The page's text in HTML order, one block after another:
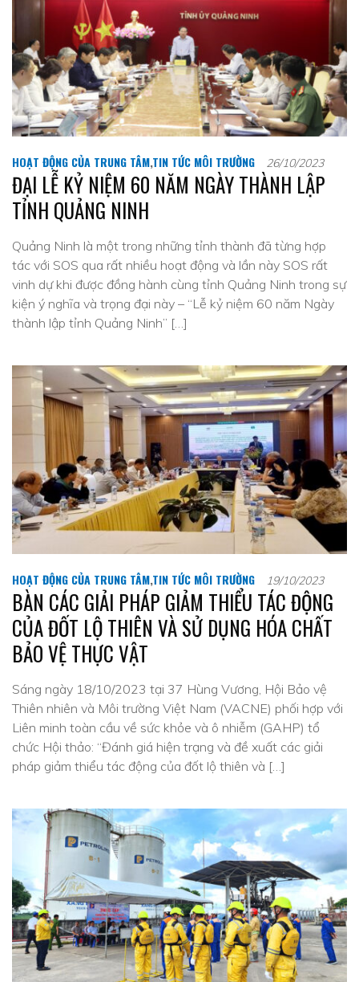
HOẠT ĐỘNG CỦA TRUNG TÂM,TIN TỨC MÔI TRƯỜNG 26/10/2023
ĐẠI LỄ KỶ NIỆM 60 NĂM NGÀY THÀNH LẬP
TỈNH QUẢNG NINH
Quảng Ninh là một trong những tỉnh thành đã từng hợp
tác với SOS qua rất nhiều hoạt động và lần này SOS rất
vinh dự khi được đồng hành cùng tỉnh Quảng Ninh trong sự
kiện ý nghĩa và trọng đại này – “Lễ kỷ niệm 60 năm Ngày
thành lập tỉnh Quảng Ninh” […]
HOẠT ĐỘNG CỦA TRUNG TÂM,TIN TỨC MÔI TRƯỜNG 19/10/2023
BÀN CÁC GIẢI PHÁP GIẢM THIỂU TÁC ĐỘNG
CỦA ĐỐT LỘ THIÊN VÀ SỬ DỤNG HÓA CHẤT
BẢO VỆ THỰC VẬT
Sáng ngày 18/10/2023 tại 37 Hùng Vương, Hội Bảo vệ
Thiên nhiên và Môi trường Việt Nam (VACNE) phối hợp với
Liên minh toàn cầu về sức khỏe và ô nhiễm (GAHP) tổ
chức Hội thảo: “Đánh giá hiện trạng và đề xuất các giải
pháp giảm thiểu tác động của đốt lộ thiên và […]